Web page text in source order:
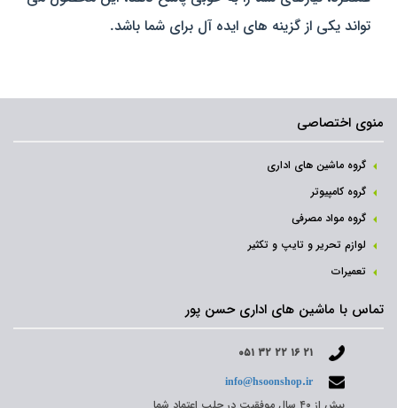
تواند یکی از گزینه‌ های ایده‌ آل برای شما باشد.
منوی اختصاصی
گروه ماشین های اداری
گروه کامپیوتر
گروه مواد مصرفی
لوازم تحریر و تایپ و تکثیر
تعمیرات
تماس با ماشین های اداری حسن پور
۰۵۱ ۳۲ ۲۲ ۱۶ ۲۱
info@hsoonshop.ir